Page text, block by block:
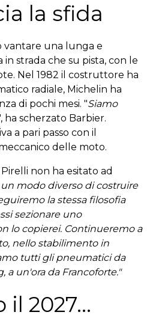
la sfida
vantare una lunga e
strada che su pista, con le
Nel 1982 il costruttore ha
radiale, Michelin ha
di pochi mesi. "Siamo
ha scherzato Barbier.
a pari passo con il
delle moto.
non ha esitato ad
modo diverso di costruire
la stessa filosofia
sezionare uno
lo copierei. Continueremo a
nello stabilimento in
tutti gli pneumatici da
a un'ora da Francoforte."
2027...